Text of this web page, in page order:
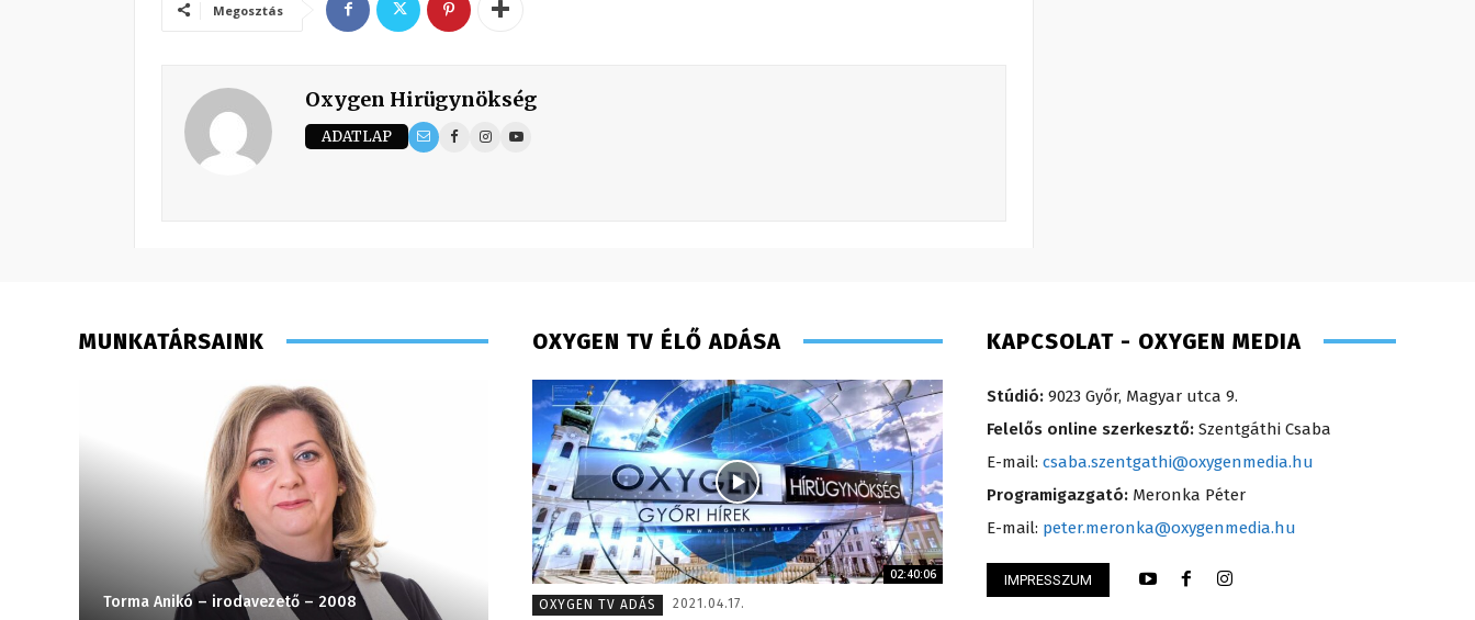
Megosztás
Oxygen Hirügynökség
ADATLAP
MUNKATÁRSAINK
Torma Anikó – irodavezető – 2008
Kőműves Krisztián – programozó, technikus –
2013
Molek Csongor – műsorvezető – 2020
OXYGEN TV ÉLŐ ADÁSA
02:40:06
OXYGEN TV ADÁS
2021.04.17.
KAPCSOLAT - OXYGEN MEDIA
Stúdió: 9023 Győr, Magyar utca 9.
Felelős online szerkesztő: Szentgáthi Csaba
E-mail: csaba.szentgathi@oxygenmedia.hu
Programigazgató: Meronka Péter
E-mail: peter.meronka@oxygenmedia.hu
IMPRESSZUM